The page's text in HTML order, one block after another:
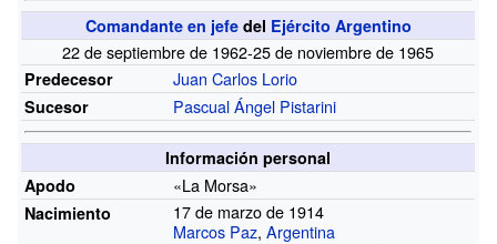
Comandante en jefedel Ejército Argentino
22 de septiembre de 1962-25 de noviembre de 1965
Predecesor Juan Carlos Lorio
Sucesor Pascual Ángel Pistarini
Información personal
Apodo
«La Morsa»
Nacimiento
17 de marzo de 1914
Marcos Paz,Argentina